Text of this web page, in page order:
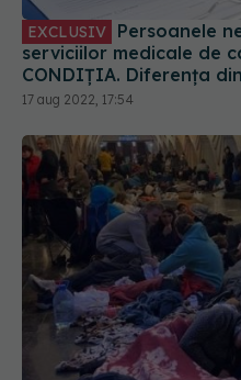
EXCLUSIV
serviciilor medicale de
CONDIȚIA. Diferența
neasigurați. CNAS: 50
17 aug 2022, 17:54